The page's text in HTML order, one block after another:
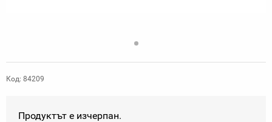
Код: 84209
Продуктът е изчерпан.